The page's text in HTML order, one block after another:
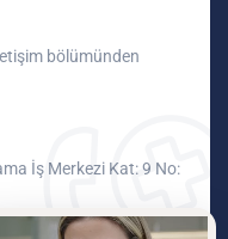
bölümünden
İş Merkezi Kat: 9 No: